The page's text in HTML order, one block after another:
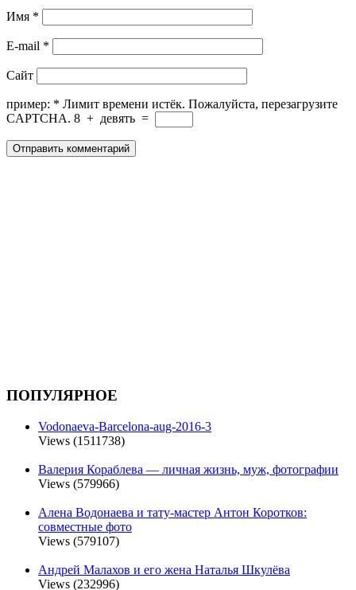
Имя *
E-mail *
Сайт
пример: * Лимит времени истёк. Пожалуйста, перезагрузите
CAPTCHA. 8 + девять =
ПОПУЛЯРНОЕ
Vodonaeva-Barcelona-aug-2016-3
Views (1511738)
Валерия Кораблева — личная жизнь, муж, фотографии
Views (579966)
Алена Водонаева и тату-мастер Антон Коротков:
совместные фото
Views (579107)
Андрей Малахов и его жена Наталья Шкулёва
Views (232996)